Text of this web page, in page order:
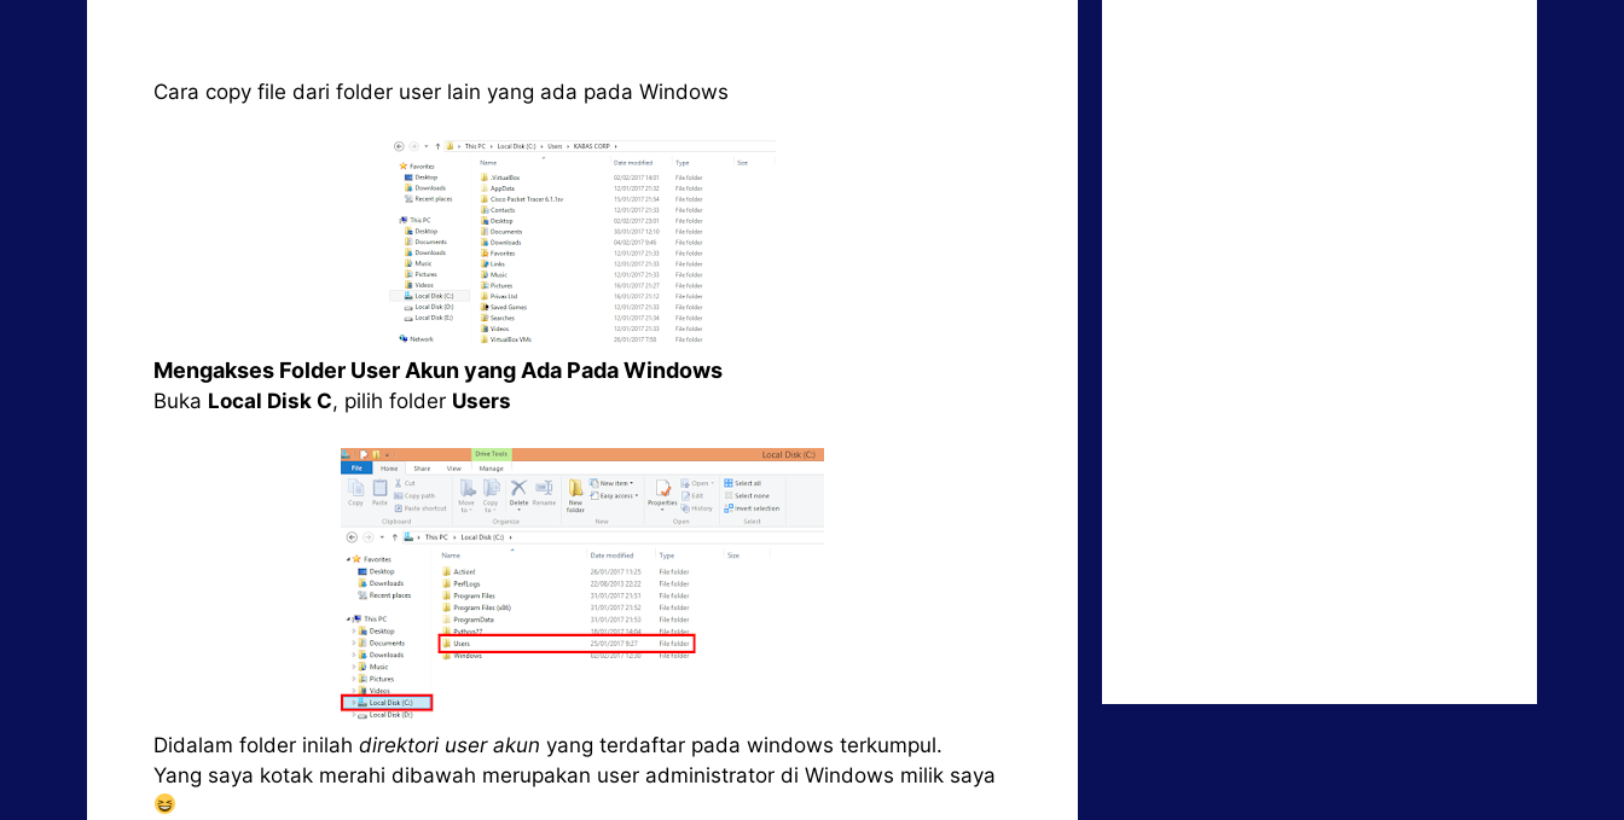
Cara copy file dari folder user lain yang ada pada Windows
Mengakses Folder User Akun yang Ada Pada Windows
Buka Local Disk C, pilih folder Users
Didalam folder inilah direktori user akun yang terdaftar pada windows terkumpul.
Yang saya kotak merahi dibawah merupakan user administrator di Windows milik saya